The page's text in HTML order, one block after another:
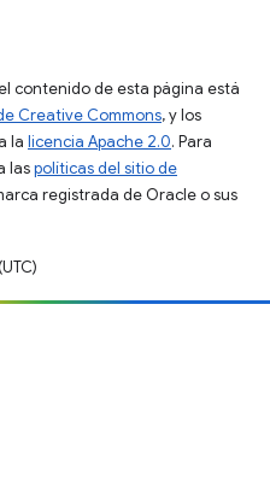
contenido de esta página está
Creative Commons, y los
la licencia Apache 2.0. Para
laspolíticas del sitio de
registrada de Oracle o sus